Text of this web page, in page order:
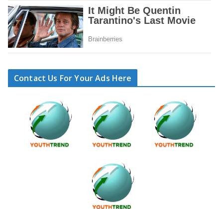
Contact Us For Your Ads Here